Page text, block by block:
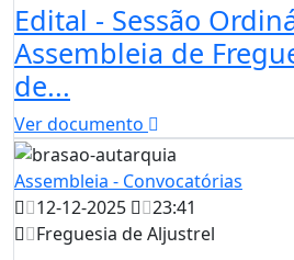
Edital - Sessão
Assembleia de
de...
Ver documento
Assembleia - Convocatórias
12-12-2025
23:41
Freguesia de Aljustrel